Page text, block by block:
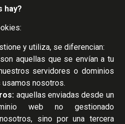
hay?
y utiliza, se diferencian:
aquellas que se envían a tu
servidores o dominios
usamos nosotros.
aquellas enviadas desde un
web no gestionado
sino por una tercera